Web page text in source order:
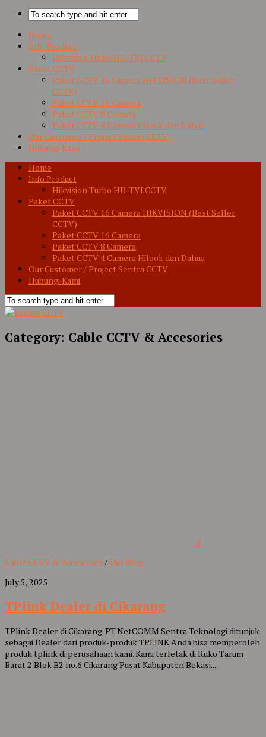
Home
Info Product
Hikvision Turbo HD-TVI CCTV
Paket CCTV
Paket CCTV 16 Camera HIKVISION (Best Seller
CCTV)
Paket CCTV 16 Camera
Paket CCTV 8 Camera
Paket CCTV 4 Camera Hilook dan Dahua
Our Customer / Project Sentra CCTV
Hubungi Kami
Home
Info Product
Hikvision Turbo HD-TVI CCTV
Paket CCTV
Paket CCTV 16 Camera HIKVISION (Best Seller
CCTV)
Paket CCTV 16 Camera
Paket CCTV 8 Camera
Paket CCTV 4 Camera Hilook dan Dahua
Our Customer / Project Sentra CCTV
Hubungi Kami
Category: Cable CCTV & Accesories
0
Cable CCTV & Accesories / Our Blog
July 5, 2025
TPlink Dealer di Cikarang
TPlink Dealer di Cikarang. PT.NetCOMM Sentra Teknologi ditunjuk
sebagai Dealer dari produk-produk TPLINK.Anda bisa memperoleh
produk tplink di perusahaan kami. Kami terletak di Ruko Tarum
Barat 2 Blok B2 no.6 Cikarang Pusat Kabupaten Bekasi....